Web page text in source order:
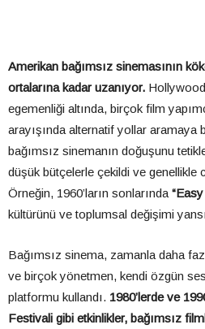
Amerikan bağımsız sinemasının
ortalarına kadar uzanıyor.
egemenliği altında, birçok film
arayışında alternatif yollar aramaya
bağımsız sinemanın doğuşunu
düşük bütçelerle çekildi ve genellikle
Örneğin, 1960’ların sonlarında
kültürünü ve toplumsal değişimi
Bağımsız sinema, zamanla daha
ve birçok yönetmen, kendi özgün
platformu kullandı. 1980’lerde ve
Festivali gibi etkinlikler, bağımsız